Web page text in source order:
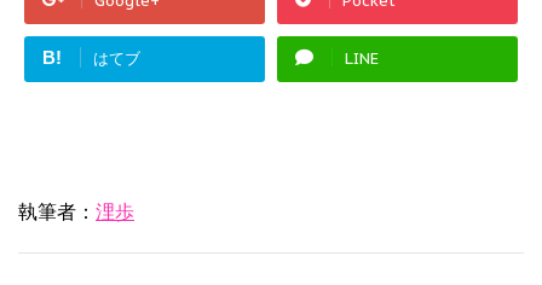
B! はてブ LINE
執筆者： 浬歩